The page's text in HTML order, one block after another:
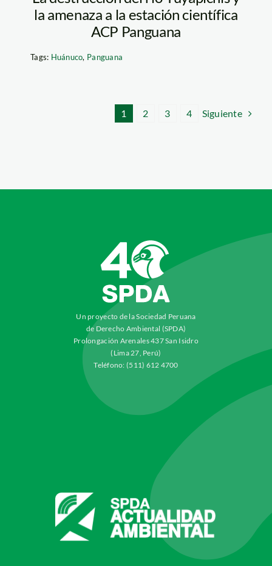
la amenaza a la estación científica
ACP Panguana
Tags: Huánuco, Panguana
1 2 3 4 Siguiente
Un proyecto de la Sociedad Peruana
de Derecho Ambiental (SPDA)
Prolongación Arenales 437 San Isidro
(Lima 27, Perú)
Teléfono: (511) 612 4700